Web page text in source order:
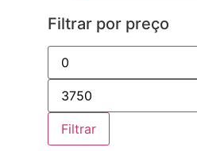
Filtrar por preço
Filtrar